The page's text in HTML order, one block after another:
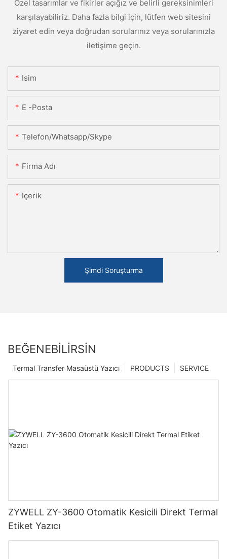
Özel tasarımlar ve fikirler açığız ve belirli gereksinimleri
karşılayabiliriz. Daha fazla bilgi için, lütfen web sitesini
ziyaret edin veya doğrudan sorularınız veya sorularınızla
iletişime geçin.
Isim
E -posta
Telefon/Whatsapp/Skype
Firma Adı
Içerik
Şimdi Soruşturma
BEĞENEBILIRSIN
SERVICE
PRODUCTS
Termal Transfer Masaüstü Yazıcı
ZYWELL ZY-3600 Otomatik Kesicili Direkt Termal
Etiket Yazıcı